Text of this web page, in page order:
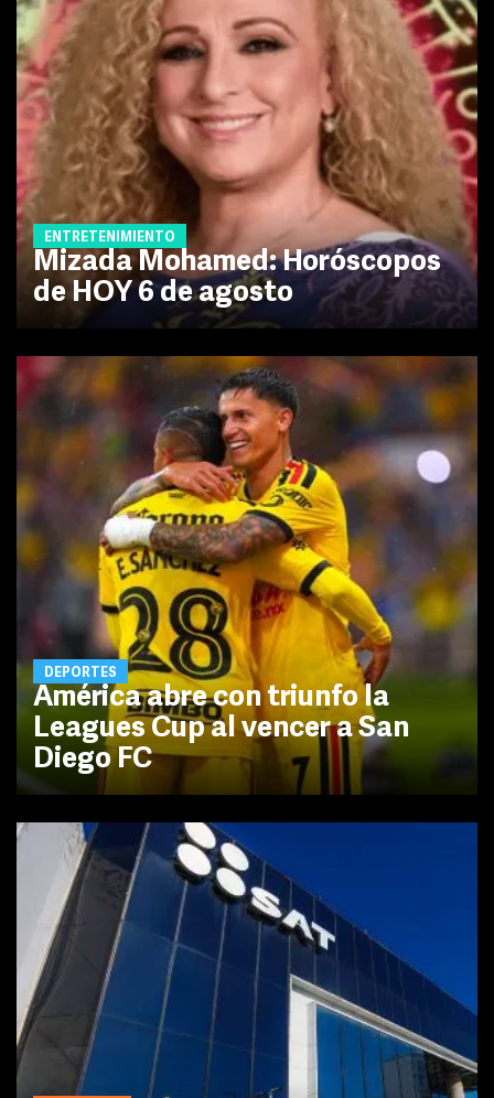
ENTRETENIMIENTO
Mizada Mohamed: Horóscopos
de HOY 6 de agosto
DEPORTES
América abre con triunfo la
Leagues Cup al vencer a San
Diego FC